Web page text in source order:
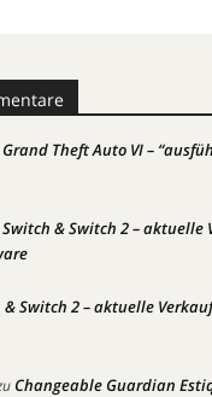
Grand Theft Auto VI –
Switch & Switch 2 – aktuelle
& Switch 2 – aktuelle
Changeable Guardian